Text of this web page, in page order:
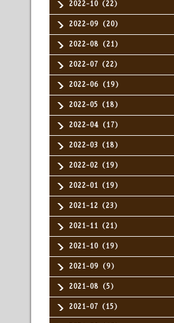
2022-10（22）
2022-09（20）
2022-08（21）
2022-07（22）
2022-06（19）
2022-05（18）
2022-04（17）
2022-03（18）
2022-02（19）
2022-01（19）
2021-12（23）
2021-11（21）
2021-10（19）
2021-09（9）
2021-08（5）
2021-07（15）